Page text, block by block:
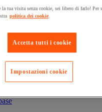
la tua visita senza cookie, sei libero di farlo! Per
politica dei cookie
Accetta tutti i cookie
Impostazioni cookie